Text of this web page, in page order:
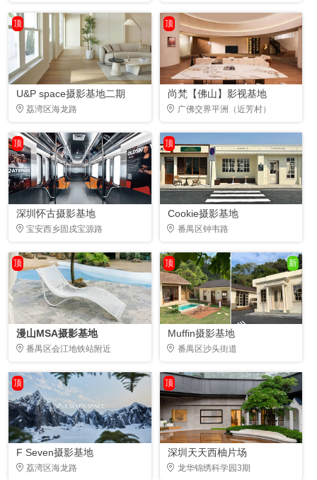
顶
U&P space摄影基地二期
荔湾区海龙路
顶
尚梵【佛山】影视基地
广佛交界平洲（近芳村）
顶
深圳怀古摄影基地
宝安西乡固戍宝源路
顶
Cookie摄影基地
番禺区钟韦路
顶
漫山MSA摄影基地
番禺区会江地铁站附近
新
顶
Muffin摄影基地
番禺区沙头街道
顶
F Seven摄影基地
荔湾区海龙路
顶
深圳天天西柚片场
龙华锦绣科学园3期